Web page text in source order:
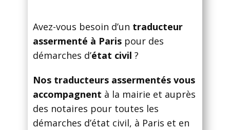
Avez-vous besoin d’un traducteur
assermenté à Paris pour des
démarches d’état civil ?
Nos traducteurs assermentés vous
accompagnent à la mairie et auprès
des notaires pour toutes les
démarches d’état civil, à Paris et en